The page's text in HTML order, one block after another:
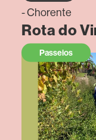
- Chorente
Rota do
Passeios